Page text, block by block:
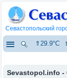
Севастопольский
⇑29.9°C
Sevastopol.info -